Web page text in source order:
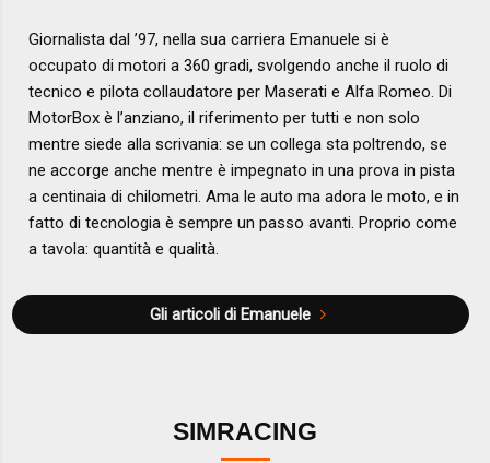
Giornalista dal ’97, nella sua carriera Emanuele si è
occupato di motori a 360 gradi, svolgendo anche il ruolo di
tecnico e pilota collaudatore per Maserati e Alfa Romeo. Di
MotorBox è l’anziano, il riferimento per tutti e non solo
mentre siede alla scrivania: se un collega sta poltrendo, se
ne accorge anche mentre è impegnato in una prova in pista
a centinaia di chilometri. Ama le auto ma adora le moto, e in
fatto di tecnologia è sempre un passo avanti. Proprio come
a tavola: quantità e qualità.
Gli articoli di Emanuele
SIMRACING